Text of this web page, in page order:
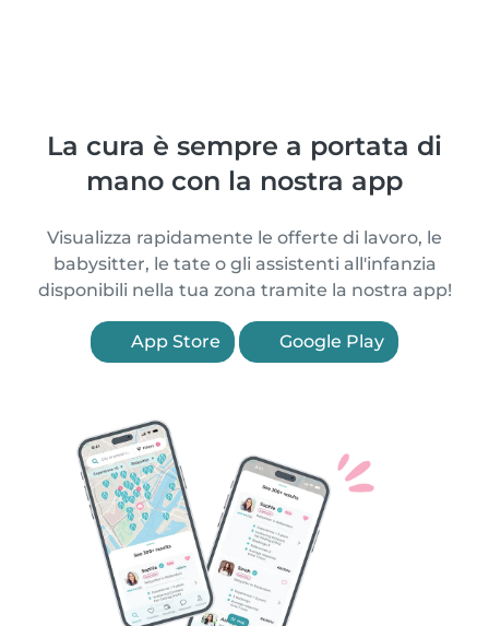
La cura è sempre a portata di
mano con la nostra app
Visualizza rapidamente le offerte di lavoro, le
babysitter, le tate o gli assistenti all'infanzia
disponibili nella tua zona tramite la nostra app!
App Store Google Play